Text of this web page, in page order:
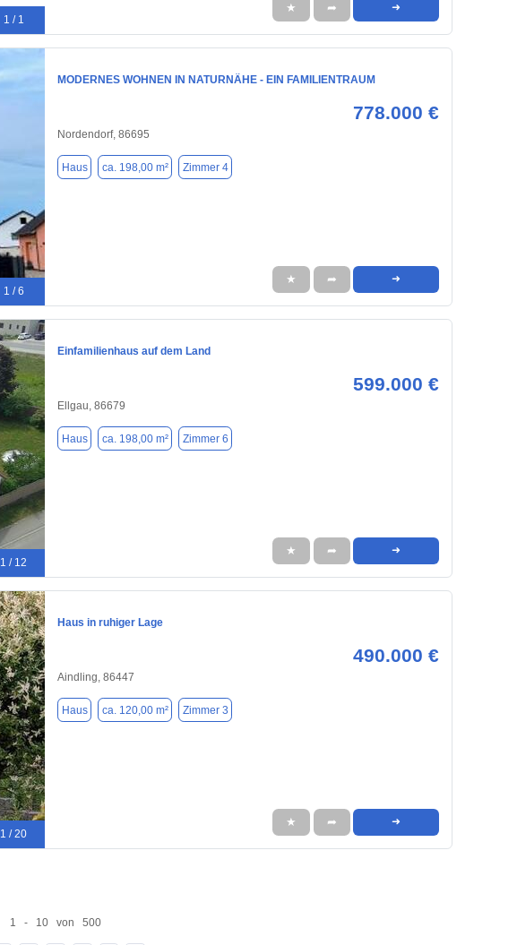
1 / 1
★ ➦ ➜
1 / 6
MODERNES WOHNEN IN NATURNÄHE - EIN FAMILIENTRAUM
778.000 €
Nordendorf, 86695
Haus ca. 198,00 m² Zimmer 4
★ ➦ ➜
1 / 12
Einfamilienhaus auf dem Land
599.000 €
Ellgau, 86679
Haus ca. 198,00 m² Zimmer 6
★ ➦ ➜
1 / 20
Haus in ruhiger Lage
490.000 €
Aindling, 86447
Haus ca. 120,00 m² Zimmer 3
★ ➦ ➜
1 - 10 von 500